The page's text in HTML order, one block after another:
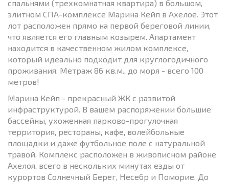
спальнями (трехкомнатная квартира) в большом,
элитном СПА-комплексе Марина Кейп в Ахелое. Этот
лот расположен прямо на первой береговой линии,
что является его главным козырем. Апартамент
находится в качественном жилом комплексе,
который идеально подходит для круглогодичного
проживания. Метраж 86 кв.м., до моря - всего 100
метров!
Марина Кейп - прекрасный ЖК с развитой
инфраструктурой. В вашем распоряжении большие
бассейны, ухоженная парково-прогулочная
территория, рестораны, кафе, волейбольные
площадки и даже футбольное поле с натуральной
травой. Комплекс расположен в живописном районе
Ахелоя, всего в нескольких минутах езды от
курортов Солнечный Берег, Несебр и Поморие. До